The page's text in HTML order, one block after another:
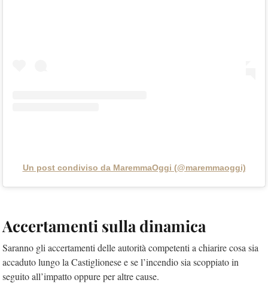
Un post condiviso da MaremmaOggi (@maremmaoggi)
Accertamenti sulla dinamica
Saranno gli accertamenti delle autorità competenti a chiarire cosa sia
accaduto lungo la Castiglionese e se l’incendio sia scoppiato in
seguito all’impatto oppure per altre cause.